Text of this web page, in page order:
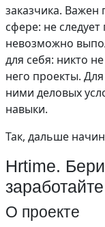
заказчика.
сфере: не
невозможно
для себя: никто
него проекты.
ними деловых
навыки.
Так, дальше
Hrtime.
заработайте
О проекте